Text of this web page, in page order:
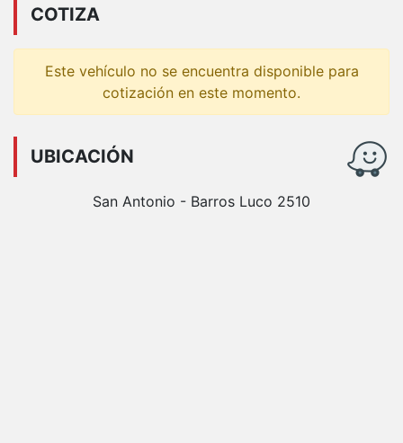
COTIZA
Este vehículo no se encuentra disponible para
cotización en este momento.
UBICACIÓN
San Antonio - Barros Luco 2510